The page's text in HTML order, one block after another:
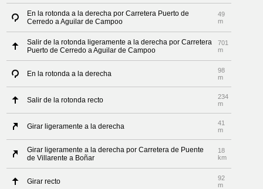
En la rotonda a la derecha por Carretera Puerto de
Cerredo a Aguilar de Campoo
49
m
Salir de la rotonda ligeramente a la derecha por Carretera
Puerto de Cerredo a Aguilar de Campoo
701
m
En la rotonda a la derecha
98
m
Salir de la rotonda recto
234
m
Girar ligeramente a la derecha
41
m
Girar ligeramente a la derecha por Carretera de Puente
de Villarente a Boñar
18
km
Girar recto
92
m